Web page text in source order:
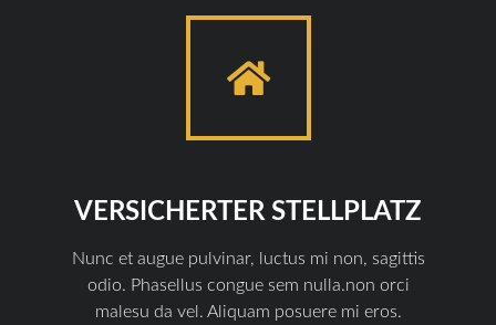
VERSICHERTER STELLPLATZ
Nunc et augue pulvinar, luctus mi non, sagittis
odio. Phasellus congue sem nulla.non orci
malesu da vel. Aliquam posuere mi eros.